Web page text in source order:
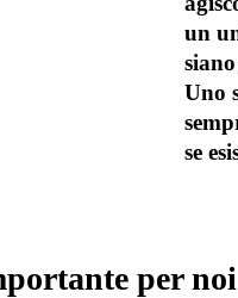
un
Uno
se
per